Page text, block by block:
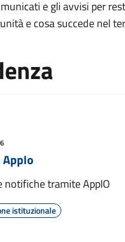
e gli avvisi per
e cosa succede nel
AppIo
notifiche tramite AppIO
istituzionale